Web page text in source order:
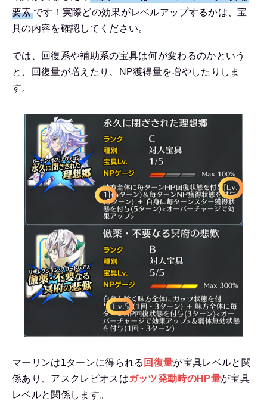
要素です！実際どの効果がレベルアップするかは、宝
具の内容を確認してください。
では、回復系や補助系の宝具は何が変わるのかという
と、回復量が増えたり、NP獲得量を増やしたりしま
す。
マーリンは1ターンに得られる 回復量が宝具レベルと関
係あり、アスクレピオスはガッツ発動時のHP量が宝具
レベルと関係します。